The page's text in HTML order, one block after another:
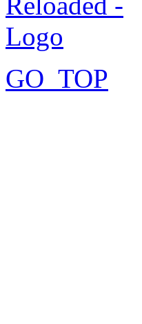
GO_TOP